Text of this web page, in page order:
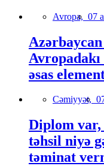
Avropa, 07
əsas
Cəmiyyət,
Diplom
təhsil niyə
təminat